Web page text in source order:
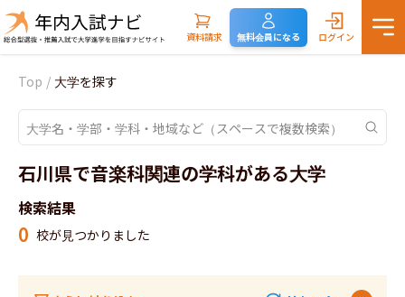
資料請求 無料会員になる ログイン
Top / 大学を探す
石川県で音楽科関連の学科がある大学
検索結果
0 校が見つかりました